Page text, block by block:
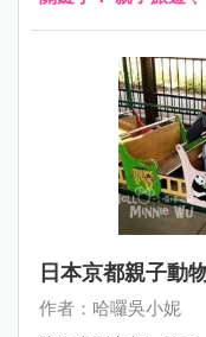
日本京都親子動
作者：哈囉吳小妮